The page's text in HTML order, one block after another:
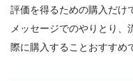
評価を得るための購入だけ
メッセージでのやりとり
際に購入することおすすめ